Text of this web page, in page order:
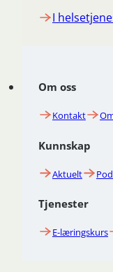
I
Om oss
Kontakt
Kunnskap
Aktuelt
Tjenester
E-læringskurs